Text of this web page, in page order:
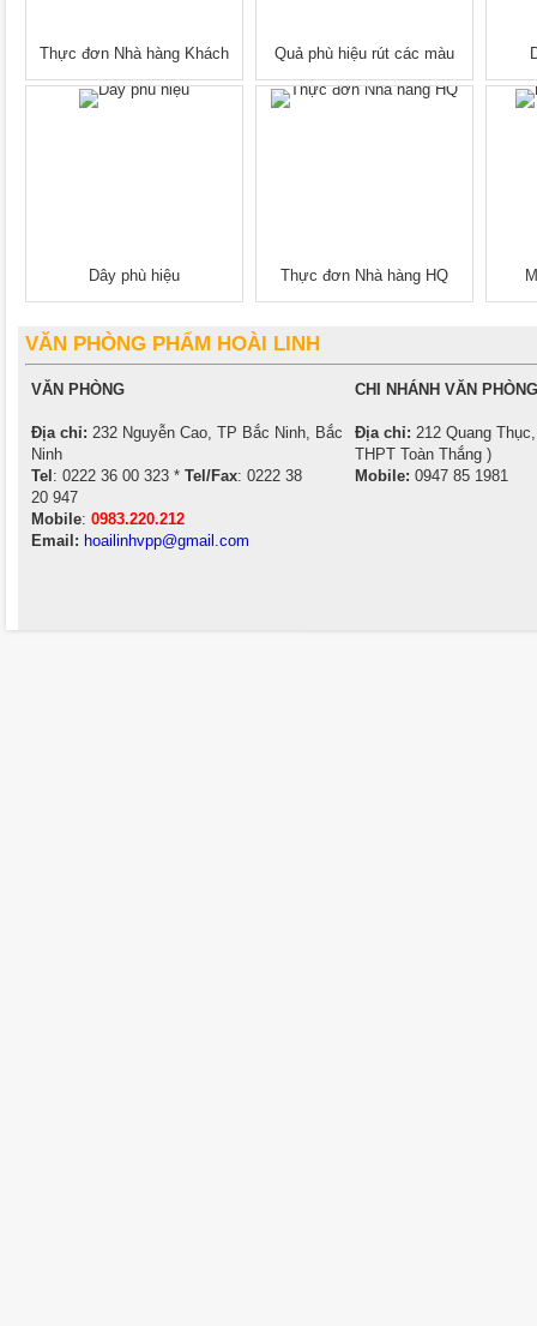
Thực đơn Nhà hàng Khách
sạn
Quả phù hiệu rút các màu
Dây phù hiệu Thực đơn Nhà hàng HQ
VĂN PHÒNG PHẨM HOÀI LINH
VĂN PHÒNG
Địa chỉ: 232 Nguyễn Cao, TP Bắc Ninh, Bắc
Ninh
Tel : 0222 36 00 323 * Tel/Fax: 0222 38
20 947
Mobile: 0983.220.212
Email: hoailinhvpp@gmail.com
CHI NHÁNH VĂN
Địa chỉ: 212 Quang
THPT Toàn Thắng )
Mobile: 0947 85 1981